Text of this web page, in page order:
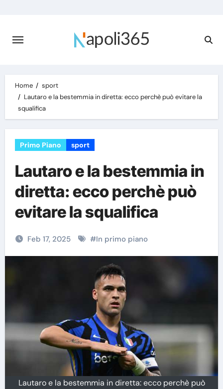
content
Home
sport
Lautaro e la bestemmia in diretta: ecco perchè può evitare la
squalifica
Primo Piano sport
Lautaro e la bestemmia in
diretta: ecco perchè può
evitare la squalifica
Feb 17, 2025 #In primo piano
Lautaro e la bestemmia in diretta: ecco perchè può